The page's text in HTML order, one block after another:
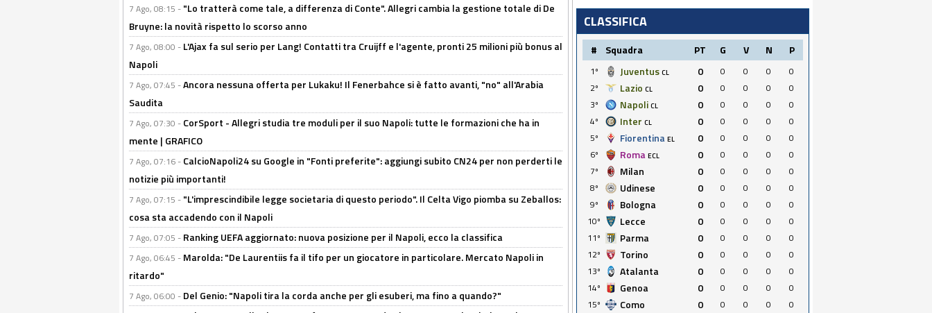
7 Ago, 08:15 - "Lo tratterà come tale, a differenza di Conte". Allegri cambia la gestione totale di De
Bruyne: la novità rispetto lo scorso anno
7 Ago, 08:00 - L'Ajax fa sul serio per Lang! Contatti tra Cruijff e l'agente, pronti 25 milioni più bonus al
Napoli
7 Ago, 07:45 -Ancora nessuna offerta per Lukaku! Il Fenerbahce si è fatto avanti, "no" all'Arabia
Saudita
7 Ago, 07:30 - CorSport - Allegri studia tre moduli per il suo Napoli: tutte le formazioni che ha in
mente | GRAFICO
7 Ago, 07:16 - CalcioNapoli24 su Google in "Fonti preferite": aggiungi subito CN24 per non perderti le
notizie più importanti!
7 Ago, 07:15 - "L'imprescindibile legge societaria di questo periodo". Il Celta Vigo piomba su Zeballos:
cosa sta accadendo con il Napoli
7 Ago, 07:05 - Ranking UEFA aggiornato: nuova posizione per il Napoli, ecco la classifica
7 Ago, 06:45 - Marolda: "De Laurentiis fa il tifo per un giocatore in particolare. Mercato Napoli in
ritardo"
7 Ago, 06:00 - Del Genio: "Napoli tira la corda anche per gli esuberi, ma fino a quando?"
CLASSIFICA
# Squadra PT G V N P
1º Juventus CL 0 0 0 0
0
2º
Lazio CL 0 0 0 0
0
3º
Napoli CL 0 0 0 0
0
4º
Inter CL 0 0 0 0
0
5º
Fiorentina EL 0 0 0 0
0
6º
Roma ECL 0 0 0 0
0
7º
Milan 0 0 0 0
0
8º
Udinese 0 0 0 0
0
9º
Bologna 0 0 0 0
0
10º
Lecce 0 0 0 0
0
11º
Parma 0 0 0 0
0
12º
Torino 0 0 0 0
0
13º
Atalanta 0 0 0 0
0
14º
Genoa 0 0 0 0
0
15º
Como 0 0 0 0 0